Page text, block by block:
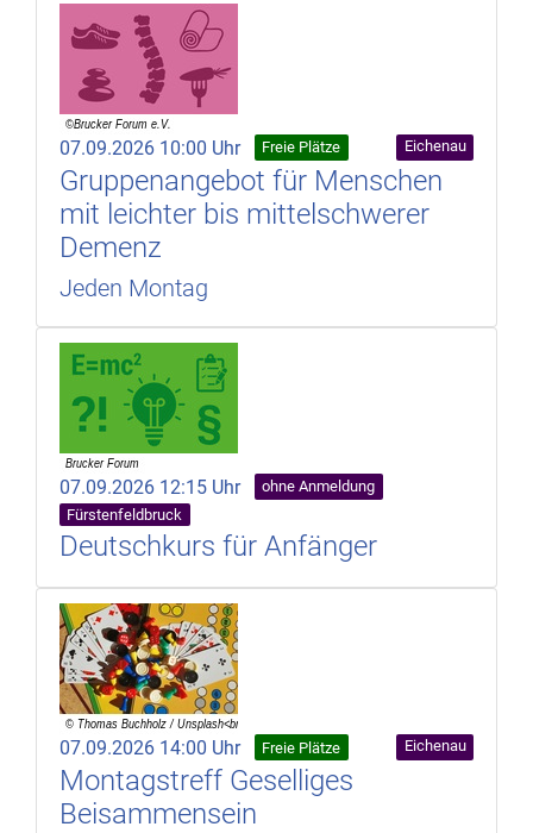
07.09.2026 10:00 Uhr Freie Plätze Eichenau
Gruppenangebot für Menschen
mit leichter bis mittelschwerer
Demenz
Jeden Montag
07.09.2026 12:15 Uhr
ohne Anmeldung
Fürstenfeldbruck
Deutschkurs für Anfänger
07.09.2026 14:00 Uhr Freie Plätze Eichenau
Montagstreff Geselliges
Beisammensein